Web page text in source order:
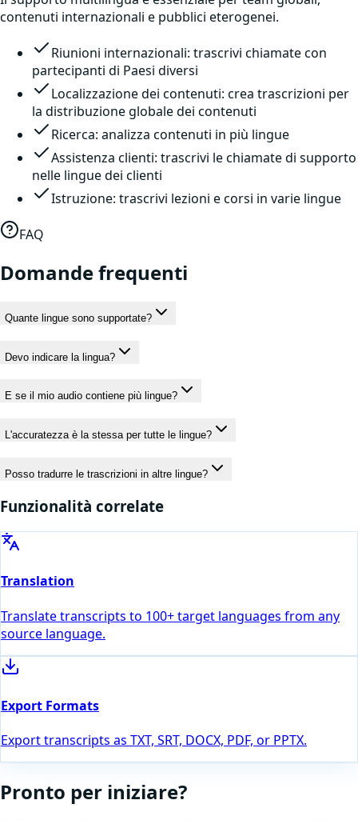
contenuti internazionali e pubblici eterogenei.
Riunioni internazionali: trascrivi chiamate con
partecipanti di Paesi diversi
Localizzazione dei contenuti: crea trascrizioni per
la distribuzione globale dei contenuti
Ricerca: analizza contenuti in più lingue
Assistenza clienti: trascrivi le chiamate di supporto
nelle lingue dei clienti
Istruzione: trascrivi lezioni e corsi in varie lingue
FAQ
Domande frequenti
Quante lingue sono supportate?
Devo indicare la lingua?
E se il mio audio contiene più lingue?
L'accuratezza è la stessa per tutte le lingue?
Posso tradurre le trascrizioni in altre lingue?
Funzionalità correlate
Translation
Translate transcripts to 100+ target languages from any
source language.
Export Formats
Export transcripts as TXT, SRT, DOCX, PDF, or PPTX.
Pronto per iniziare?